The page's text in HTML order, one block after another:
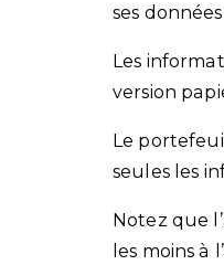
ses
Les
version
Le
seules les
Notez que
les moins à